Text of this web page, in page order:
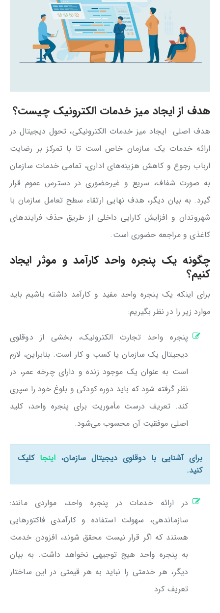
هدف از ایجاد میز خدمات الکترونیک چیست؟
هدف اصلی ایجاد میز خدمات الکترونیکی، تحول دیجیتال در
ارائه خدمات یک سازمان خاص است تا با تمرکز بر رضایت
ارباب رجوع و کاهش هزینه‌های اداری، تمامی خدمات سازمان
به ‌صورت شفاف، سریع و غیرحضوری در دسترس عموم قرار
گیرد. به بیان دیگر، هدف نهایی ارتقاء سطح تعامل سازمان با
شهروندان و افزایش کارایی داخلی از طریق حذف فرایندهای
کاغذی و مراجعه حضوری است.
چگونه یک پنجره واحد کارآمد و موثر ایجاد
کنیم؟
برای اینکه یک پنجره واحد مفید و کارآمد داشته باشیم باید
موارد زیر را در نظر بگیریم:
پنجره واحد تجارت الکترونیک، بخشی از دوقلوی
دیجیتال یک سازمان یا کسب و کار است. بنابراین، لازم
است به عنوان یک موجود زنده و دارای چرخه عمر، در
نظر گرفته شود که باید دوره کودکی و بلوغ خود را سپری
کند. تعریف درست مأموریت برای پنجره واحد، کلید
اصلی موفقیت آن محسوب می‌شود.
برای آشنایی با دوقلوی دیجیتال سازمان، اینجا کلیک
کنید.
در ارائه خدمات در پنجره واحد، مواردی مانند:
سازماندهی، سهولت استفاده و کارآمدی فاکتورهایی
هستند که اگر قرار نیست محقق شوند، افزودن خدمت
به پنجره واحد هیج توجیهی نخواهد داشت. به بیان
دیگر، هر خدمتی را نباید به هر قیمتی در این ساختار
تعریف کرد.